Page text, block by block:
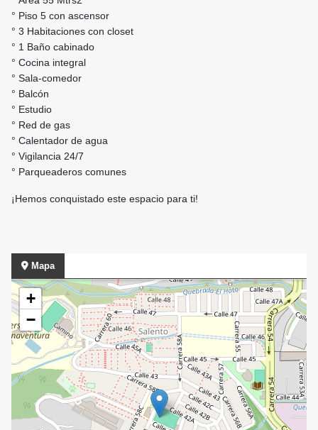
° Piso 5 con ascensor
° 3 Habitaciones con closet
° 1 Baño cabinado
° Cocina integral
° Sala-comedor
° Balcón
° Estudio
° Red de gas
° Calentador de agua
° Vigilancia 24/7
° Parqueaderos comunes
¡Hemos conquistado este espacio para ti!
Mapa
+
−